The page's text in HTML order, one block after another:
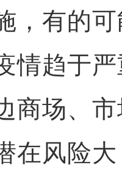
，有的
情趋于
商场、
在风险